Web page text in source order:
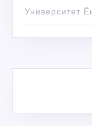
Университет